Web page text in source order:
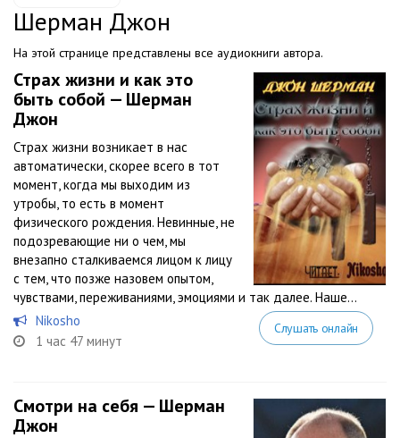
Шерман Джон
На этой странице представлены все аудиокниги автора.
Страх жизни и как это
быть собой — Шерман
Джон
Страх жизни возникает в нас
автоматически, скорее всего в тот
момент, когда мы выходим из
утробы, то есть в момент
физического рождения. Невинные, не
подозревающие ни о чем, мы
внезапно сталкиваемся лицом к лицу
с тем, что позже назовем опытом,
чувствами, переживаниями, эмоциями и так далее. Наше...
Nikosho
1 час 47 минут
Слушать онлайн
Смотри на себя — Шерман
Джон